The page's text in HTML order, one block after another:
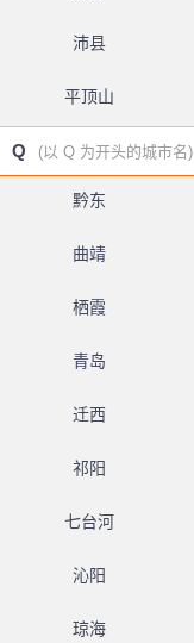
沛县
平顶山
Q (以 Q 为开头的城市名)
黔东
曲靖
栖霞
青岛
迁西
祁阳
七台河
沁阳
琼海